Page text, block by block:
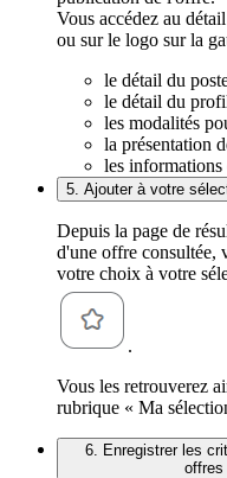
Vous accédez au
ou sur le logo sur la
le détail du
le détail du
les modalités
la présentation
les informations
5. Ajouter à votre
Depuis la page de
d'une offre consultée,
votre choix à votre
.
Vous les retrouverez
rubrique « Ma
6. Enregistrer les
offres